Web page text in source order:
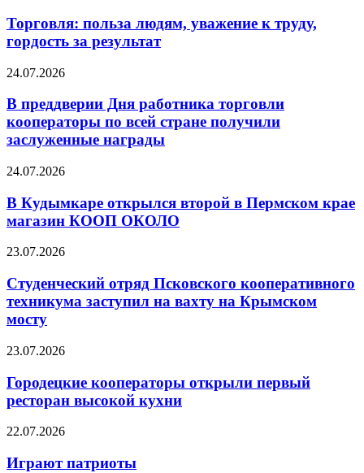
Торговля: польза людям, уважение к труду,
гордость за результат
24.07.2026
В преддверии Дня работника торговли
кооператоры по всей стране получили
заслуженные награды
24.07.2026
В Кудымкаре открылся второй в Пермском крае
магазин КООП ОКОЛО
23.07.2026
Студенческий отряд Псковского кооперативного
техникума заступил на вахту на Крымском
мосту
23.07.2026
Городецкие кооператоры открыли первый
ресторан высокой кухни
22.07.2026
Играют патриоты